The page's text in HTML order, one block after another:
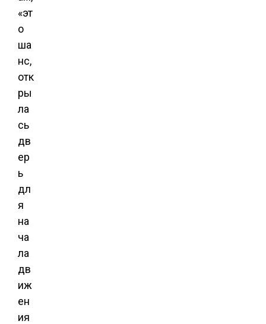
«эт
о
ша
нс,
отк
ры
ла
сь
дв
ер
ь
дл
я
на
ча
ла
дв
иж
ен
ия